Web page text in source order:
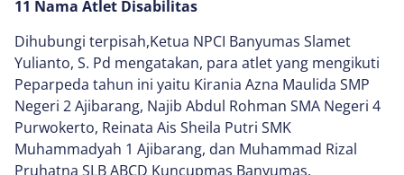
11 Nama Atlet Disabilitas
Dihubungi terpisah,Ketua NPCI Banyumas Slamet
Yulianto, S. Pd mengatakan, para atlet yang mengikuti
Peparpeda tahun ini yaitu Kirania Azna Maulida SMP
Negeri 2 Ajibarang, Najib Abdul Rohman SMA Negeri 4
Purwokerto, Reinata Ais Sheila Putri SMK
Muhammadyah 1 Ajibarang, dan Muhammad Rizal
Pruhatna SLB ABCD Kuncupmas Banyumas.